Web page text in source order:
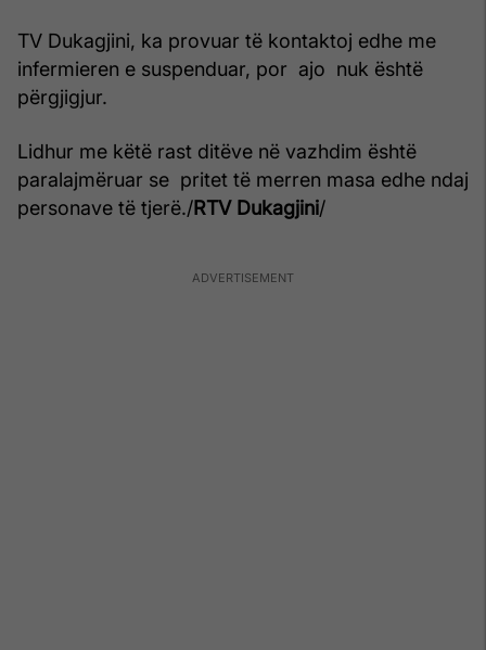
TV Dukagjini, ka provuar të kontaktoj edhe me
infermieren e suspenduar, por ajo nuk është
përgjigjur.
Lidhur me këtë rast ditëve në vazhdim është
paralajmëruar se pritet të merren masa edhe ndaj
personave të tjerë./RTV Dukagjini/